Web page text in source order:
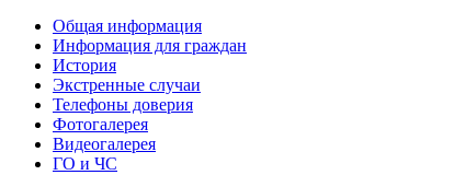
Общая информация
Информация для граждан
История
Экстренные случаи
Телефоны доверия
Фотогалерея
Видеогалерея
ГО и ЧС